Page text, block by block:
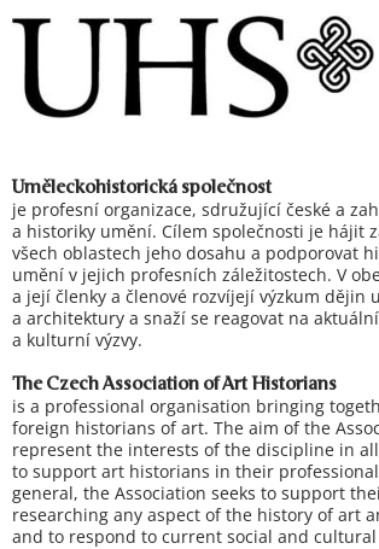
Uměleckohistorická společnost
je profesní organizace, sdružující české a
a historiky umění. Cílem společnosti je hájit
všech oblastech jeho dosahu a podporovat
umění v jejich profesních záležitostech. V
a její členky a členové rozvíjejí výzkum dějin
a architektury a snaží se reagovat na
a kulturní výzvy.
The Czech Association of Art Historians
is a professional organisation bringing
foreign historians of art. The aim of the
represent the interests of the discipline in
to support art historians in their
general, the Association seeks to support
researching any aspect of the history of art
and to respond to current social and cultural